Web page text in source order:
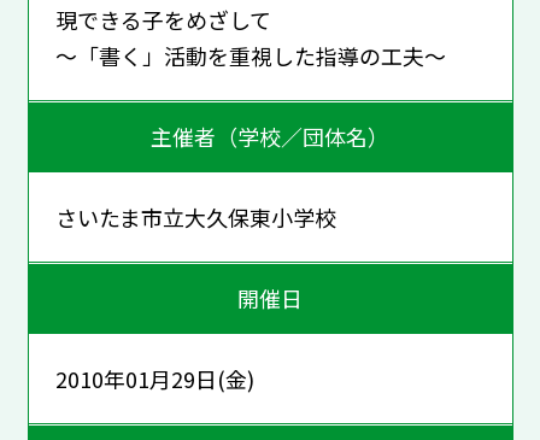
現できる子をめざして
～「書く」活動を重視した指導の工夫～
主催者（学校／団体名）
さいたま市立大久保東小学校
開催日
2010年01月29日(金)